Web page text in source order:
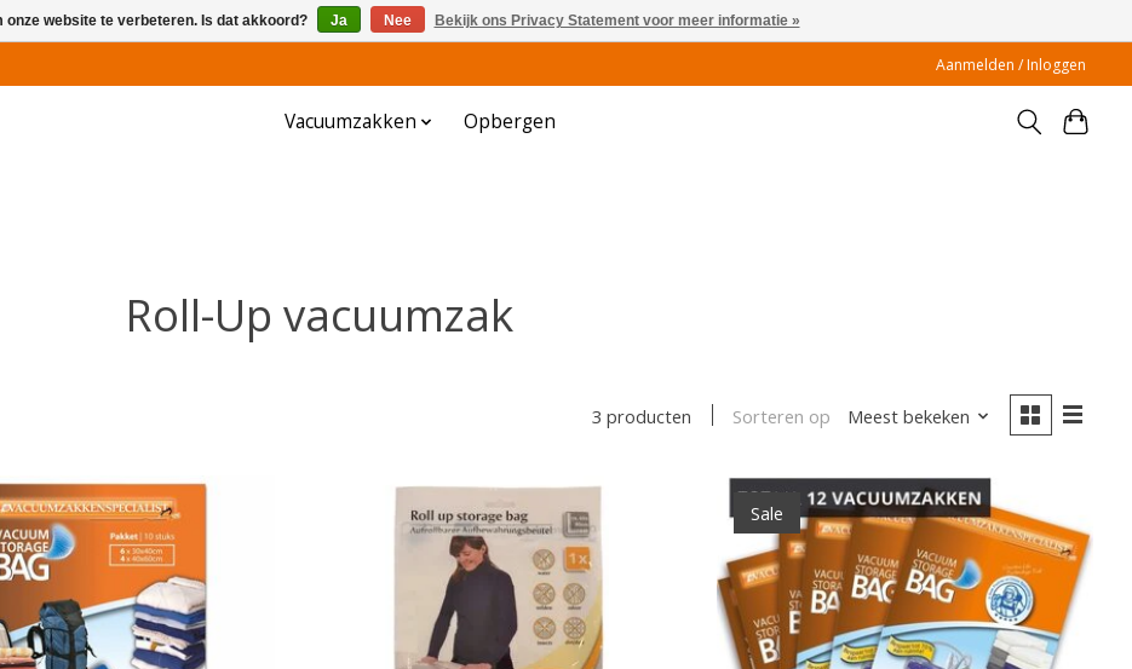
Aanmelden / Inloggen
Vacuumzakken Opbergen
Roll-Up vacuumzak
3 producten Sorteren op Meest bekeken
Sale
onze website te verbeteren. Is dat akkoord? Ja Nee Bekijk ons Privacy Statement voor meer informatie »